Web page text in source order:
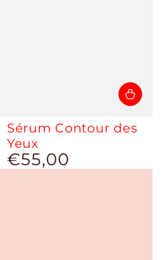
Sérum Contour des
Yeux
Prix
normal
€55,00